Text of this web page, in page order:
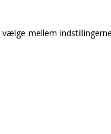
mellem